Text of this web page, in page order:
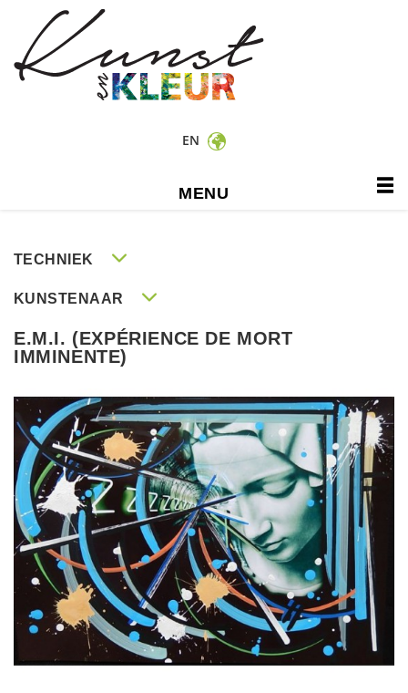
EN
MENU
TECHNIEK
KUNSTENAAR
E.M.I. (EXPÉRIENCE DE MORT
IMMINENTE)